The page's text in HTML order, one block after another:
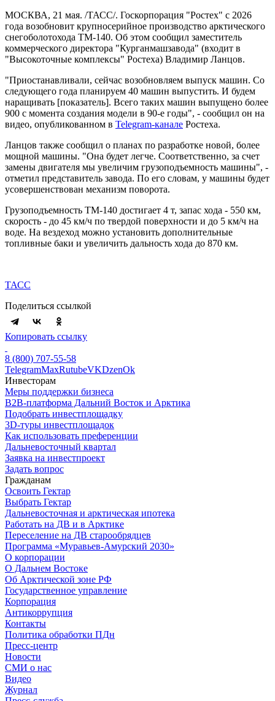
МОСКВА, 21 мая. /ТАСС/. Госкорпорация "Ростех" с 2026
года возобновит крупносерийное производство арктического
снегоболотохода ТМ-140. Об этом сообщил заместитель
коммерческого директора "Курганмашзавода" (входит в
"Высокоточные комплексы" Ростеха) Владимир Ланцов.
"Приостанавливали, сейчас возобновляем выпуск машин. Со
следующего года планируем 40 машин выпустить. И будем
наращивать [показатель]. Всего таких машин выпущено более
900 с момента создания модели в 90-е годы", - сообщил он на
видео, опубликованном в Telegram-канале Ростеха.
Ланцов также сообщил о планах по разработке новой, более
мощной машины. "Она будет легче. Соответственно, за счет
замены двигателя мы увеличим грузоподъемность машины", -
отметил представитель завода. По его словам, у машины будет
усовершенствован механизм поворота.
Грузоподъемность ТМ-140 достигает 4 т, запас хода - 550 км,
скорость - до 45 км/ч по твердой поверхности и до 5 км/ч на
воде. На вездеход можно установить дополнительные
топливные баки и увеличить дальность хода до 870 км.
ТАСС
Поделиться ссылкой
Копировать ссылку
8 (800) 707-55-58
TelegramMaxRutubeVKDzenOk
Инвесторам
Меры поддержки бизнеса
B2B-платформа Дальний Восток и Арктика
Подобрать инвестплощадку
3D-туры инвестплощадок
Как использовать преференции
Дальневосточный квартал
Заявка на инвестпроект
Задать вопрос
Гражданам
Освоить Гектар
Выбрать Гектар
Дальневосточная и арктическая ипотека
Работать на ДВ и в Арктике
Переселение на ДВ старообрядцев
Программа «Муравьев-Амурский 2030»
О корпорации
О Дальнем Востоке
Об Арктической зоне РФ
Государственное управление
Корпорация
Антикоррупция
Контакты
Политика обработки ПДн
Пресс-центр
Новости
СМИ о нас
Видео
Журнал